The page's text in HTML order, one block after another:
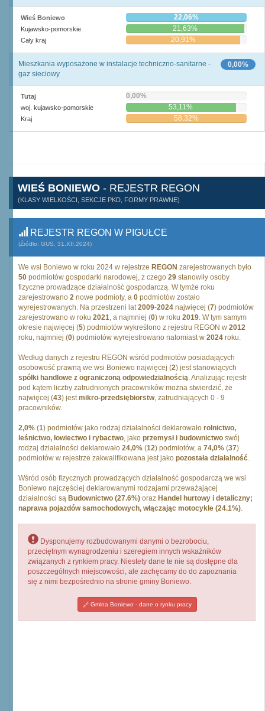
Wieś Boniewo 22,06%
Kujawsko-pomorskie 21,63%
Cały kraj 20,91%
0,00%
Mieszkania wyposażone w instalacje techniczno-sanitarne -
gaz sieciowy
Tutaj 0,00%
woj. kujawsko-pomorskie 53,11%
Kraj 58,32%
WIEŚ BONIEWO - REJESTR REGON
(KLASY WIELKOŚCI, SEKCJE PKD, FORMY PRAWNE)
REJESTR REGON W PIGUŁCE
(Źródło: GUS, 31.XII.2024)
We wsi Boniewo w roku 2024 w rejestrze REGON zarejestrowanych było
50 podmiotów gospodarki narodowej, z czego 29 stanowiły osoby
fizyczne prowadzące działalność gospodarczą. W tymże roku
zarejestrowano 2 nowe podmioty, a 0 podmiotów zostało
wyrejestrowanych. Na przestrzeni lat2009-2024 najwięcej (7) podmiotów
zarejestrowano w roku 2021, a najmniej (0) w roku 2019. W tym samym
okresie najwięcej (5) podmiotów wykreślono z rejestru REGON w 2012
roku, najmniej (0) podmiotów wyrejestrowano natomiast w 2024 roku.
Według danych z rejestru REGON wśród podmiotów posiadających
osobowość prawną we wsi Boniewo najwięcej (2) jest stanowiących
spółki handlowe z ograniczoną odpowiedzialnością. Analizując rejestr
pod kątem liczby zatrudnionych pracowników można stwierdzić, że
najwięcej (43) jestmikro-przedsiębiorstw, zatrudniających 0 - 9
pracowników.
2,0% (1) podmiotów jako rodzaj działalności deklarowało rolnictwo,
leśnictwo, łowiectwo i rybactwo, jako przemysł i budownictwo swój
rodzaj działalności deklarowało 24,0% (12) podmiotów, a 74,0% (37)
podmiotów w rejestrze zakwalifikowana jest jako pozostała działalność.
Wśród osób fizycznych prowadzących działalność gospodarczą we wsi
Boniewo najczęściej deklarowanymi rodzajami przeważającej
działalności są Budownictwo (27.6%) oraz Handel hurtowy i detaliczny;
naprawa pojazdów samochodowych, włączając motocykle (24.1%).
Dysponujemy rozbudowanymi danymi o bezrobociu,
przeciętnym wynagrodzeniu i szeregiem innych wskaźników
związanych z rynkiem pracy. Niestety dane te nie są dostępne dla
poszczególnych miejscowości, ale zachęcamy do do zapoznania
się z nimi bezpośrednio na stronie gminy Boniewo.
Gmina Boniewo - dane o rynku pracy